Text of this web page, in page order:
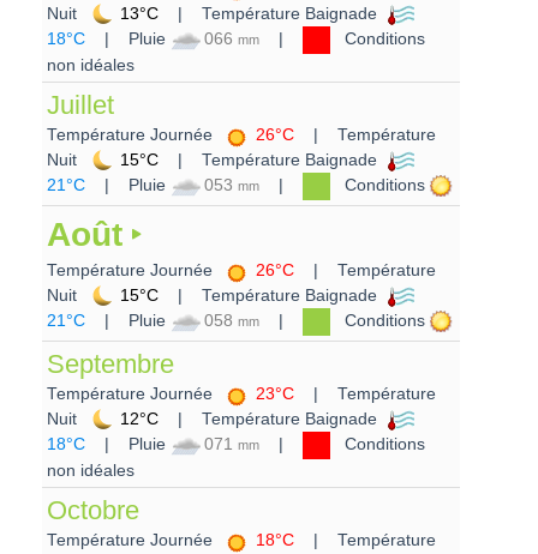
Nuit
13°C | Température Baignade
18°C | Pluie 066 mm
Conditions
non idéales
Juillet
Température Journée 26°C | Température
Nuit
15°C | Température Baignade
21°C | Pluie 053 mm Conditions
Août
Température Journée 26°C | Température
Nuit
15°C | Température Baignade
21°C | Pluie 058 mm Conditions
Septembre
Température Journée 23°C | Température
Nuit
12°C | Température Baignade
18°C | Pluie 071 mm
Conditions
non idéales
Octobre
Température Journée 18°C | Température